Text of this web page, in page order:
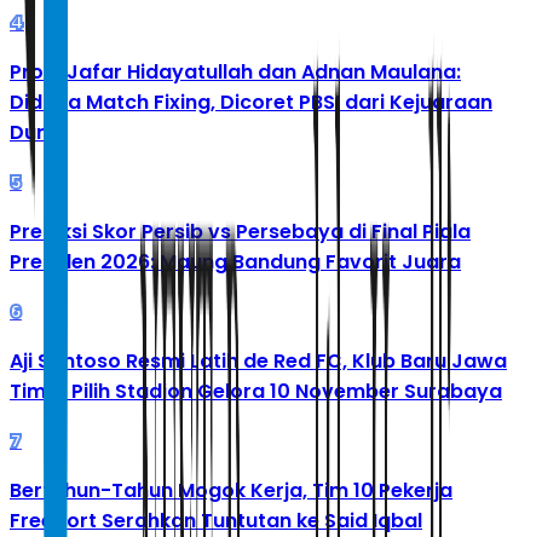
4
Profil Jafar Hidayatullah dan Adnan Maulana:
Diduga Match Fixing, Dicoret PBSI dari Kejuaraan
Dunia
5
Prediksi Skor Persib vs Persebaya di Final Piala
Presiden 2026: Maung Bandung Favorit Juara
6
Aji Santoso Resmi Latih de Red FC, Klub Baru Jawa
Timur Pilih Stadion Gelora 10 November Surabaya
7
Bertahun-Tahun Mogok Kerja, Tim 10 Pekerja
Freeport Serahkan Tuntutan ke Said Iqbal